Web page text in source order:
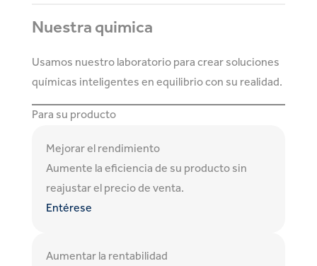
Nuestra quimica
Usamos nuestro laboratorio para crear soluciones
químicas inteligentes en equilibrio con su realidad.
Para su producto
Mejorar el rendimiento
Aumente la eficiencia de su producto sin
reajustar el precio de venta.
Entérese
Aumentar la rentabilidad